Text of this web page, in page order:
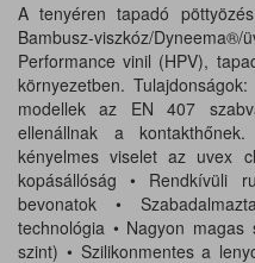
A tenyéren tapadó
Bambusz-viszkóz/
Performance vinil (HPV),
környezetben.
modellek az EN 407
ellenállnak a
kényelmes viselet az uvex
kopásállóság • Rendkívüli
bevonatok •
technológia • Nagyon
szint) • Szilikonmentes a